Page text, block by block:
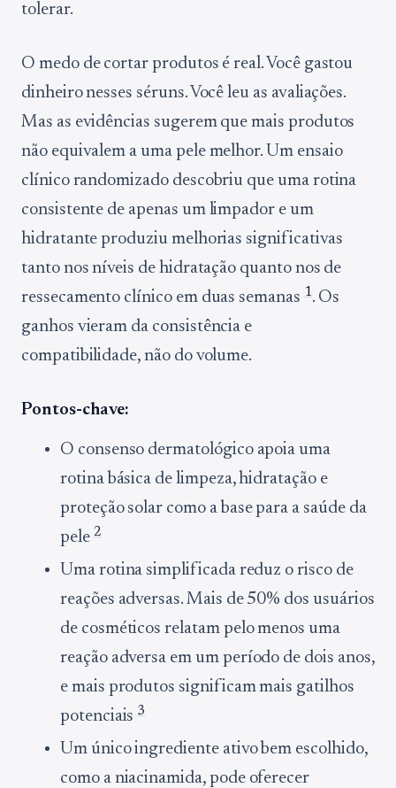
tolerar.
O medo de cortar produtos é real. Você gastou
dinheiro nesses séruns. Você leu as avaliações.
Mas as evidências sugerem que mais produtos
não equivalem a uma pele melhor. Um ensaio
clínico randomizado descobriu que uma rotina
consistente de apenas um limpador e um
hidratante produziu melhorias significativas
tanto nos níveis de hidratação quanto nos de
ressecamento clínico em duas semanas 1. Os
ganhos vieram da consistência e
compatibilidade, não do volume.
Pontos-chave:
O consenso dermatológico apoia uma
rotina básica de limpeza, hidratação e
proteção solar como a base para a saúde da
pele 2
Uma rotina simplificada reduz o risco de
reações adversas. Mais de 50% dos usuários
de cosméticos relatam pelo menos uma
reação adversa em um período de dois anos,
e mais produtos significam mais gatilhos
potenciais3
Um único ingrediente ativo bem escolhido,
como a niacinamida, pode oferecer